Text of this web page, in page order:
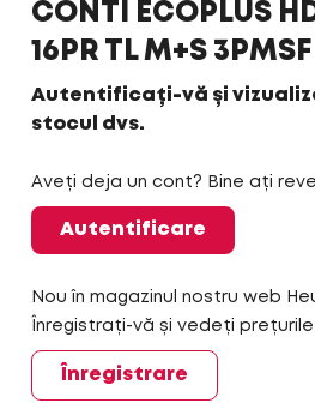
CONTI ECOPLUS
16PR TL M+S
Autentificați-vă și
stocul dvs.
Aveți deja un cont? Bine ați
Autentificare
Nou în magazinul nostru web
Înregistrați-vă și vedeți
Înregistrare